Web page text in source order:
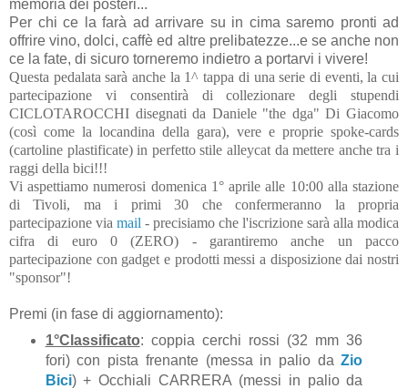
memoria dei posteri...
Per chi ce la farà ad arrivare su in cima saremo pronti ad
offrire vino, dolci, caffè ed altre prelibatezze...e se anche non
ce la fate, di sicuro torneremo indietro a portarvi i vivere!
Questa pedalata sarà anche la 1^ tappa di una serie di eventi, la cui
partecipazione vi consentirà di collezionare degli stupendi
CICLOTAROCCHI disegnati da Daniele "the dga" Di Giacomo
(così come la locandina della gara), vere e proprie spoke-cards
(cartoline plastificate) in perfetto stile alleycat da mettere anche tra i
raggi della bici!!!
Vi aspettiamo numerosi domenica 1° aprile alle 10:00 alla stazione
di Tivoli, ma i primi 30 che confermeranno la propria
partecipazione via mail - precisiamo che l'iscrizione sarà alla modica
cifra di euro 0 (ZERO) - garantiremo anche un pacco
partecipazione con gadget e prodotti messi a disposizione dai nostri
"sponsor"!
Premi (in fase di aggiornamento):
1°Classificato: coppia cerchi rossi (32 mm 36
fori) con pista frenante (messa in palio daZio
Bici) + Occhiali CARRERA (messi in palio da